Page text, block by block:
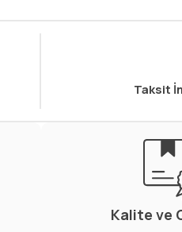
Taksit
Kalite ve